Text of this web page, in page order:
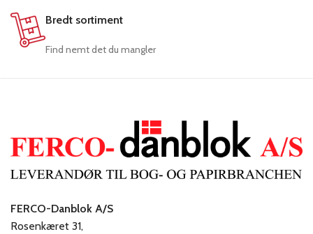
Bredt sortiment
Find nemt det du mangler
FERCO-Danblok A/S
Rosenkæret 31,